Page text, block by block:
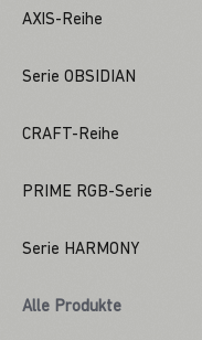
AXIS-Reihe
Serie OBSIDIAN
CRAFT-Reihe
PRIME RGB-Serie
Serie HARMONY
Alle Produkte